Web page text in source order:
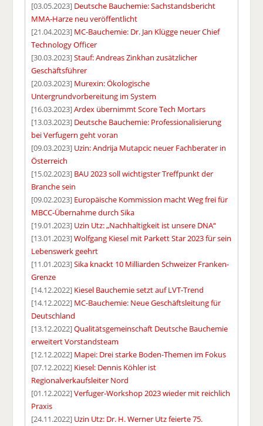
[03.05.2023] Deutsche Bauchemie: Sachstandsbericht
MMA-Harze neu veröffentlicht
[21.04.2023] MC-Bauchemie: Dr. Jan Klügge neuer Chief
Technology Officer
[30.03.2023]Stauf: Andreas Zinkhan zusätzlicher
Geschäftsführer
[20.03.2023] Murexin: Ökologische
Untergrundvorbereitung im System
[16.03.2023]Ardex übernimmt Score Tech Mortars
[13.03.2023] Deutsche Bauchemie: Professionalisierung
bei Verfugern geht voran
[09.03.2023] Uzin: Andrija Mutapcic neuer Fachberater in
Österreich
[15.02.2023] BAU 2023 soll wichtigster Treffpunkt der
Branche sein
[09.02.2023] Europäische Kommission macht Weg frei für
MBCC-Übernahme durch Sika
[19.01.2023] Uzin Utz: „Nachhaltigkeit ist unsere DNA“
[13.01.2023]Wolfgang Kiesel mit Parkett Star 2023 für sein
Lebenswerk geehrt
[11.01.2023]Sika knackt 10 Milliarden Schweizer Franken-
Grenze
[14.12.2022] Kiesel Bauchemie setzt auf LVT-Trend
[14.12.2022] MC-Bauchemie: Neue Geschäftsleitung für
Deutschland
[13.12.2022]Qualitätsgemeinschaft Deutsche Bauchemie
erweitert Vorstandsteam
[12.12.2022] Mapei: Drei starke Boden-Themen im Fokus
[07.12.2022] Kiesel: Dennis Köhler ist
Regionalverkaufsleiter Nord
[01.12.2022]Verfuger-Workshop 2023 wieder mit reichlich
Praxis
[24.11.2022] Uzin Utz: Dr. H. Werner Utz feierte 75.